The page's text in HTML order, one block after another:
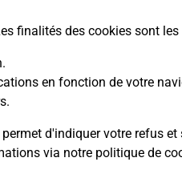
finalités des cookies sont les
en fonction de votre
d'indiquer votre refus
via notre politique de